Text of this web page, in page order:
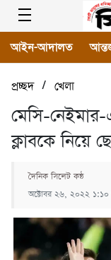
আইন-আদালত
প্রচ্ছদ/ খেলা
মেসি-
ক্লাবকে নিয়ে
দৈনিক সিলেট কন্ঠ
অক্টোবর ২৬, ২০২২ ১:১০